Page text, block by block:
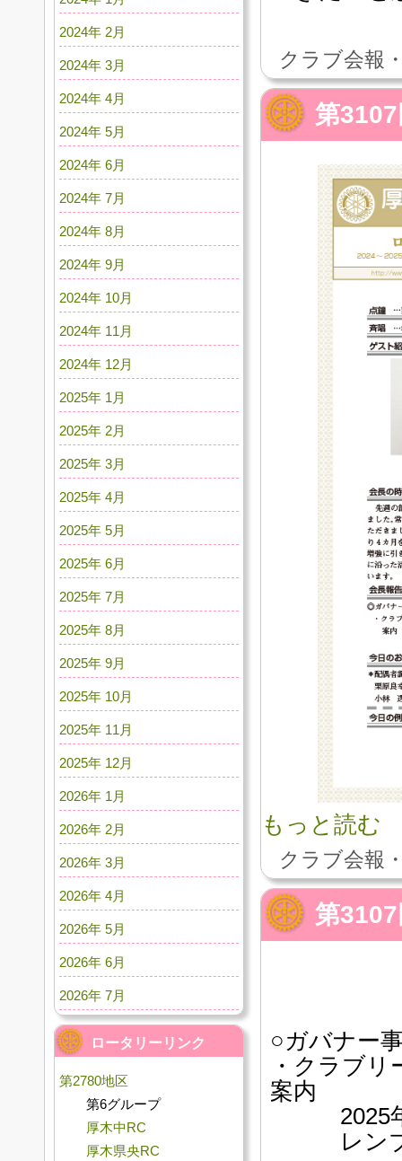
クラブ会報
第
もっと読む
クラブ会報
第
○ガバナー
・クラブ
案内
2025年4
レンブ
2024年 2月
2024年 3月
2024年 4月
2024年 5月
2024年 6月
2024年 7月
2024年 8月
2024年 9月
2024年 10月
2024年 11月
2024年 12月
2025年 1月
2025年 2月
2025年 3月
2025年 4月
2025年 5月
2025年 6月
2025年 7月
2025年 8月
2025年 9月
2025年 10月
2025年 11月
2025年 12月
2026年 1月
2026年 2月
2026年 3月
2026年 4月
2026年 5月
2026年 6月
2026年 7月
ロータリーリンク
第2780地区
第6グループ
厚木中RC
厚木県央RC